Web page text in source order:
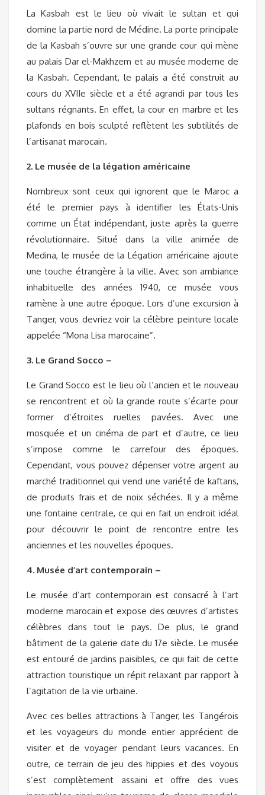
La Kasbah est le lieu où vivait le sultan et qui
domine la partie nord de Médine. La porte principale
de la Kasbah s’ouvre sur une grande cour qui mène
au palais Dar el-Makhzem et au musée moderne de
la Kasbah. Cependant, le palais a été construit au
cours du XVIIe siècle et a été agrandi par tous les
sultans régnants. En effet, la cour en marbre et les
plafonds en bois sculpté reflètent les subtilités de
l’artisanat marocain.
2. Le musée de la légation américaine
Nombreux sont ceux qui ignorent que le Maroc a
été le premier pays à identifier les États-Unis
comme un État indépendant, juste après la guerre
révolutionnaire. Situé dans la ville animée de
Medina, le musée de la Légation américaine ajoute
une touche étrangère à la ville. Avec son ambiance
inhabituelle des années 1940, ce musée vous
ramène à une autre époque. Lors d’une excursion à
Tanger, vous devriez voir la célèbre peinture locale
appelée “Mona Lisa marocaine”.
3. Le Grand Socco –
Le Grand Socco est le lieu où l’ancien et le nouveau
se rencontrent et où la grande route s’écarte pour
former d’étroites ruelles pavées. Avec une
mosquée et un cinéma de part et d’autre, ce lieu
s’impose comme le carrefour des époques.
Cependant, vous pouvez dépenser votre argent au
marché traditionnel qui vend une variété de kaftans,
de produits frais et de noix séchées. Il y a même
une fontaine centrale, ce qui en fait un endroit idéal
pour découvrir le point de rencontre entre les
anciennes et les nouvelles époques.
4. Musée d’art contemporain –
Le musée d’art contemporain est consacré à l’art
moderne marocain et expose des œuvres d’artistes
célèbres dans tout le pays. De plus, le grand
bâtiment de la galerie date du 17e siècle. Le musée
est entouré de jardins paisibles, ce qui fait de cette
attraction touristique un répit relaxant par rapport à
l’agitation de la vie urbaine.
Avec ces belles attractions à Tanger, les Tangérois
et les voyageurs du monde entier apprécient de
visiter et de voyager pendant leurs vacances. En
outre, ce terrain de jeu des hippies et des voyous
s’est complètement assaini et offre des vues